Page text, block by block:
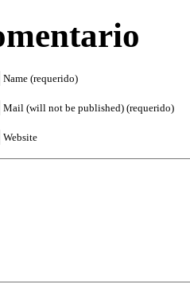
Name (requerido)
Mail (will not be published) (requerido)
Website